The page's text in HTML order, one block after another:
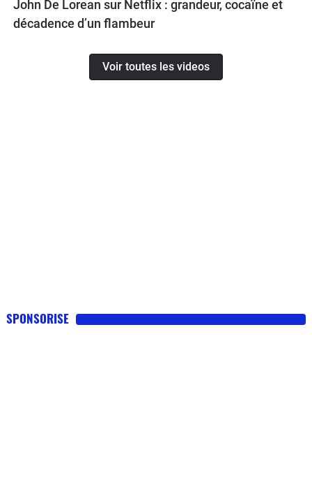
John De Lorean sur Netflix : grandeur, cocaïne et
décadence d’un flambeur
Voir toutes les videos
SPONSORISE